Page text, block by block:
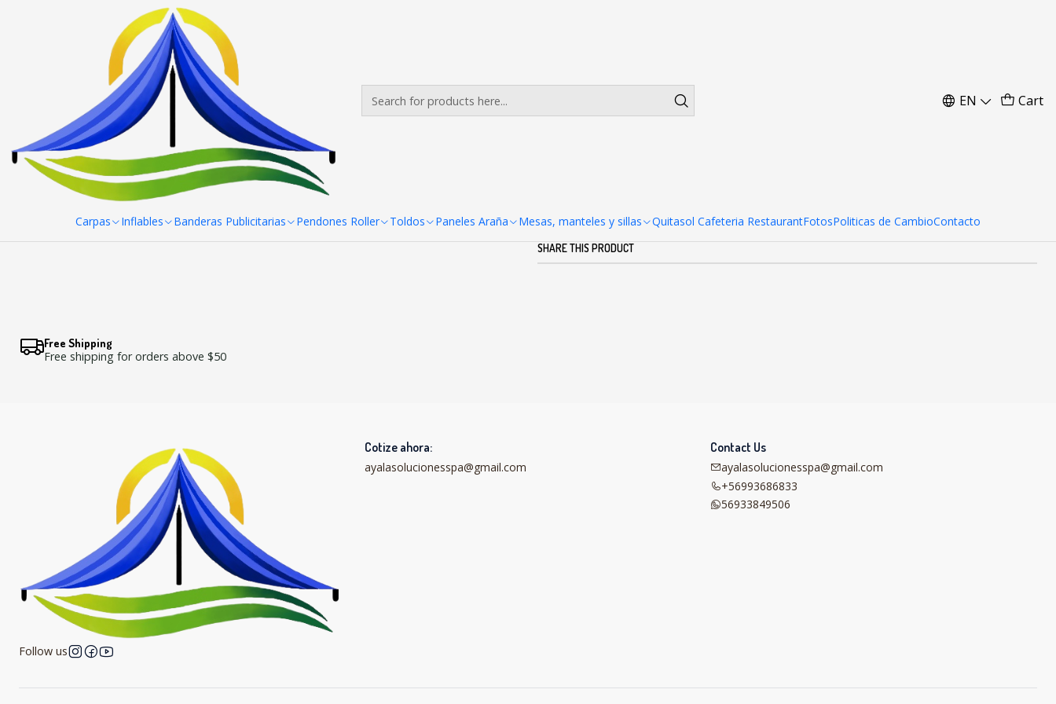
EN Cart
Carpas Inflables Banderas Publicitarias Pendones Roller Toldos Paneles Araña Mesas, manteles y sillas Quitasol Cafeteria RestaurantFotosPoliticas de CambioContacto
Accesorios para Toldos
|
Cubiertas para Toldos 3x6 Estandar
SHARE THIS PRODUCT
Free Shipping
Free shipping for orders above $50
Follow us
Cotize ahora:
ayalasolucionesspa@gmail.com
Contact Us
ayalasolucionesspa@gmail.com
+56993686833
56933849506